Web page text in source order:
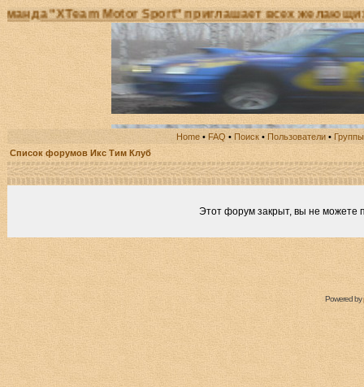
Motor Sport" приглашает всех желающих
Home • FAQ • Поиск • Пользователи • Группы
Список форумов Икс Тим Клуб
Этот форум закрыт, вы не можете
Powered by